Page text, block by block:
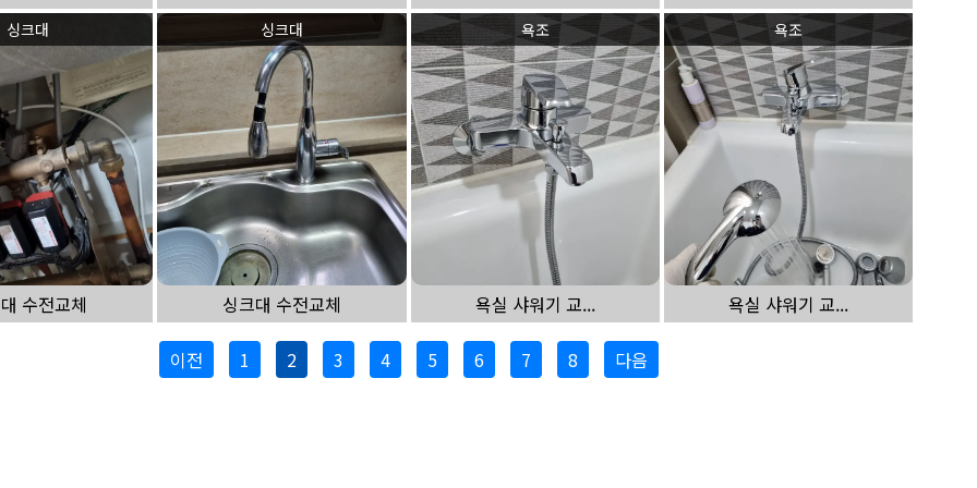
싱크대
수전교체
싱크대
싱크대 수전교체
욕조
욕실 샤워기 교...
욕조
욕실 샤워기 교...
이전 1 2 3 4 5 6 7 8 다음